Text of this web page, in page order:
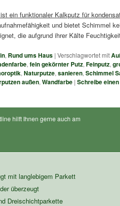
ein funktionaler Kalkputz für
und bietet Schimmel
die aufgrund ihrer Kälte
, Rund ums Haus | Verschlagwortet mit
, fein gekörnter Putz, Feinputz,
, Naturputze, sanieren, Schimmel
außen, Wandfarbe | Schreibe
hilft Ihnen gerne auch am
mit langlebigem Parkett
überzeugt
Dreischichtparkette